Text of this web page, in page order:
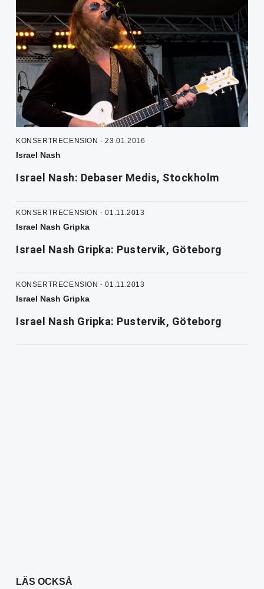
KONSERTRECENSION - 23.01.2016
Israel Nash
Israel Nash: Debaser Medis, Stockholm
KONSERTRECENSION - 01.11.2013
Israel Nash Gripka
Israel Nash Gripka: Pustervik, Göteborg
KONSERTRECENSION - 01.11.2013
Israel Nash Gripka
Israel Nash Gripka: Pustervik, Göteborg
LÄS OCKSÅ